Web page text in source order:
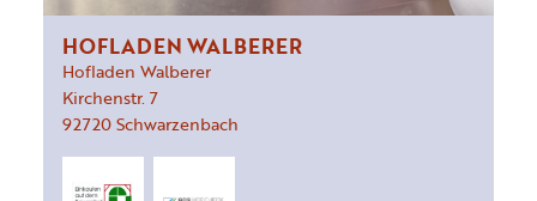
HOFLADEN WALBERER
Hofladen Walberer
Kirchenstr. 7
92720Schwarzenbach